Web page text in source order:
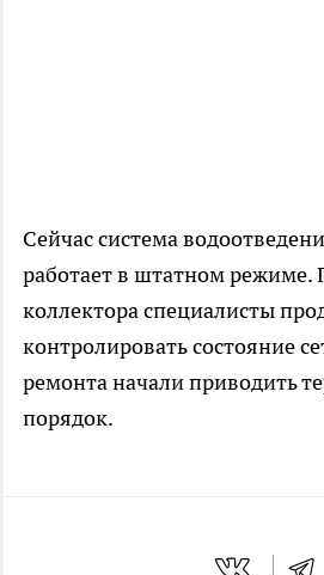
Сейчас система
работает в штатном режиме.
коллектора специалисты
контролировать состояние
ремонта начали приводить
порядок.